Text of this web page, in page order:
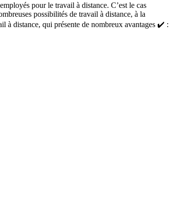
pour le travail à distance. C’est le cas
possibilités de travail à distance, à la
à distance, qui présente de nombreux avantages ✔️ :